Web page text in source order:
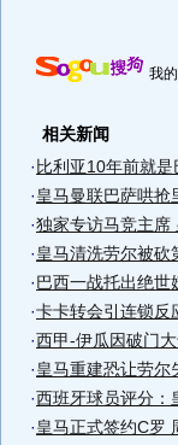
我
相关新闻
· 比利亚10年前就是
·皇马曼联巴萨哄抢
·独家专访马竞主席
·皇马清洗劳尔被砍
·巴西一战托出绝世
·卡卡转会引连锁反
·西甲-伊瓜因破门
·皇马重建恐让劳尔
·西班牙球员评分：
·皇马正式签约C罗